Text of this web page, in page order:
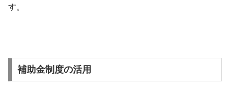
す。
補助金制度の活用